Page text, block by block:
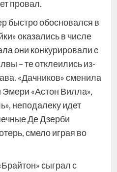
провал.
быстро обосновался в
оказались в числе
они конкурировали с
– те отклеились из-
«Дачников» сменила
«Астон Вилла»,
неподалеку идет
Де Дзерби
смело играя во
сыграл с